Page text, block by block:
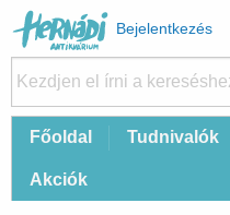
Felhasználói
fiók
menüje
Bejelentkezés
FőFőoldal Tudnivalók
Akciók